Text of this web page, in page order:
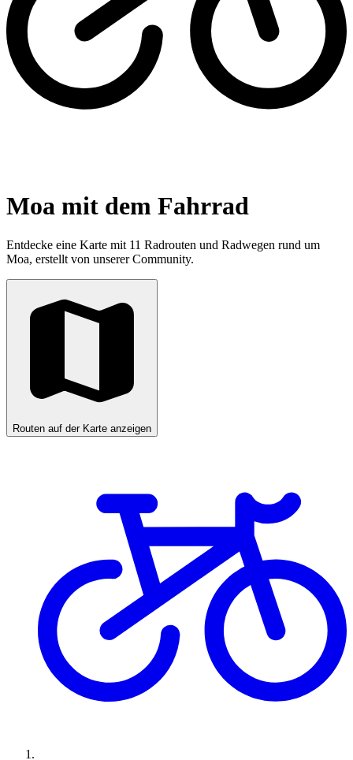
Moa mit dem Fahrrad
Entdecke eine Karte mit 11 Radrouten und Radwegen rund um
Moa, erstellt von unserer Community.
Routen auf der Karte anzeigen